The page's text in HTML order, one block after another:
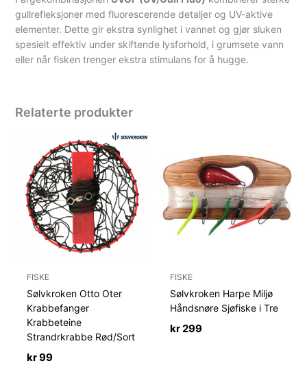
gullrefleksjoner med fluorescerende detaljer og UV-aktive
elementer. Dette gir ekstra synlighet i vannet og gjør sluken
spesielt effektiv under skiftende lysforhold, i grumsete vann
eller når fisken trenger ekstra stimulans for å hugge.
Relaterte produkter
FISKE
Sølvkroken Otto Oter
Krabbefanger
Krabbeteine
Strandrkrabbe Rød/Sort
kr99
FISKE
Sølvkroken Harpe Miljø
Håndsnøre Sjøfiske i Tre
kr299